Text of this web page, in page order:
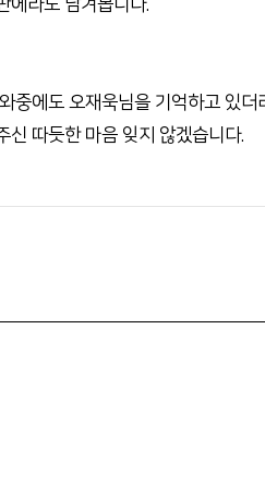
에라도 남겨봅니다.
중에도 오재욱님을 기억하고 있더
신 따듯한 마음 잊지 않겠습니다.